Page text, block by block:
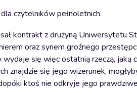
czytelników pełnoletnich.
kontrakt z drużyną Uniwersytetu
oraz synem groźnego
się więc ostatnią rzeczą, jaką
znajdzie się jego wizerunek,
ktoś nie odkryje jego